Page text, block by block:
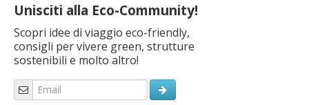
Unisciti alla Eco-Community!
Scopri idee di viaggio eco-friendly,
consigli per vivere green, strutture
sostenibili e molto altro!